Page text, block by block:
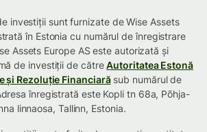
investiții sunt furnizate de Wise Assets
în Estonia cu numărul de înregistrare
Assets Europe AS este autorizată și
de investiții de cătreAutoritatea Estonă
și Rezoluție Financiarăsub numărul de
înregistrată este Kopli tn 68a, Põhja-
linnaosa, Tallinn, Estonia.